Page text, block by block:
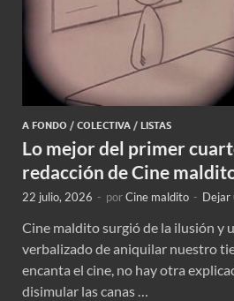
A FONDO / COLECTIVA / LISTAS
Lo mejor del primer
redacción de Cine
22 julio, 2026 - porCine maldito - Dejar
Cine maldito surgió de la ilusión y
verbalizado de aniquilar nuestro
encanta el cine, no hay otra
disimular las canas …